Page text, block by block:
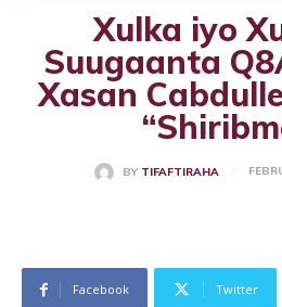
Xulka iyo
Suugaanta
Xasan
BY TIFAFTIRAHA
Facebook Twitter